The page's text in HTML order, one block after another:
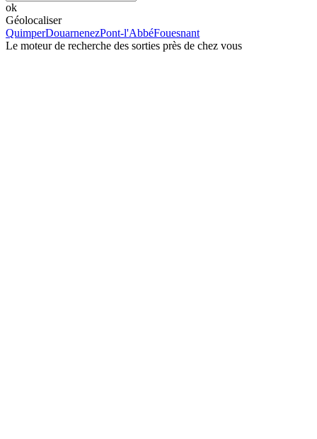
ok
Géolocaliser
QuimperDouarnenezPont-l'AbbéFouesnant
Le moteur de recherche des sorties près de chez vous